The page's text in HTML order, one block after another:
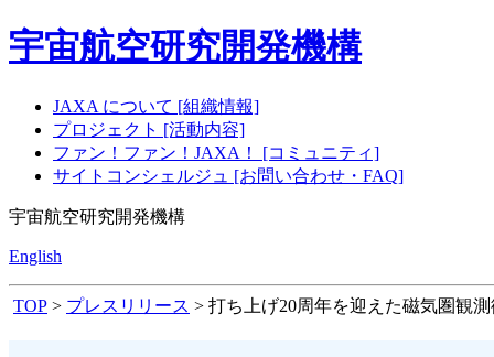
宇宙航空研究開発機構
JAXA について [組織情報]
プロジェクト [活動内容]
ファン！ファン！JAXA！ [コミュニティ]
サイトコンシェルジュ [お問い合わせ・FAQ]
宇宙航空研究開発機構
English
TOP > プレスリリース > 打ち上げ20周年を迎えた磁気圏観